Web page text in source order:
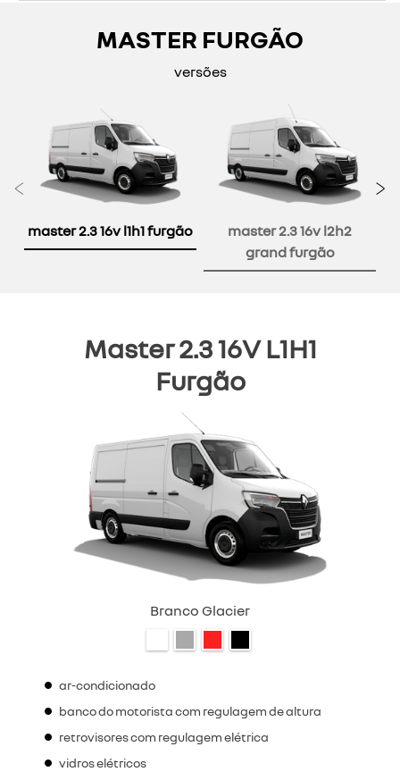
MASTER FURGÃO
versões
master 2.3 16v l1h1 furgão
master 2.3 16v l2h2
grand furgão
Anterior
Master 2.3 16V L1H1
Furgão
Branco Glacier
ar-condicionado
banco do motorista com regulagem de altura
retrovisores com regulagem elétrica
vidros elétricos